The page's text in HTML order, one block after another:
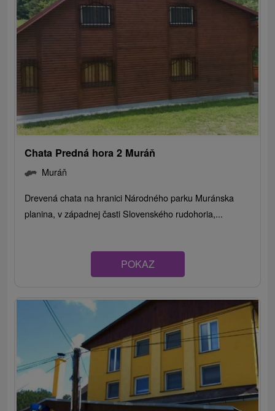
Chata Predná hora 2 Muráň
Muráň
Drevená chata na hranici Národného parku Muránska
planina, v západnej časti Slovenského rudohoria,...
POKAZ